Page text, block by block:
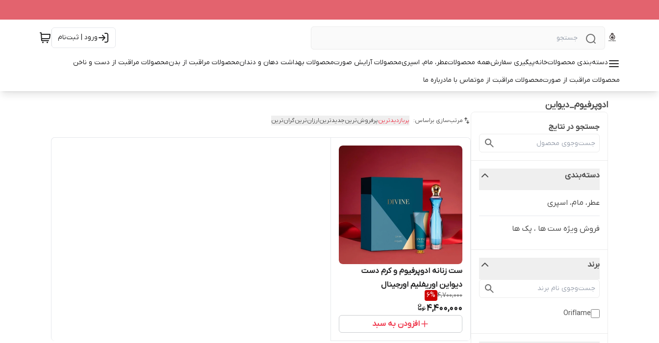
ورود | ثبت‌نام
دسته‌بندی محصولاتخانهپیگیری سفارشهمه محصولاتعطر، مام، اسپریمحصولات آرایش صورتمحصولات بهداشت دهان و دندانمحصولات مراقبت از بدنمحصولات مراقبت از دست و ناخن
محصولات مراقبت از صورتمحصولات مراقبت از موتماس با مادرباره ما
ادوپرفیوم_دیواین
جستجو در نتایج
دسته‌بندی
عطر، مام، اسپری
فروش ویژه ست ها ، پک ها
برند
Oriflame
مرتب‌سازی براساس: پربازدیدترینپرفروش‌ترینجدیدترینارزان‌ترینگران‌ترین
ست زنانه ادوپرفیوم و کرم دست
دیواین اوریفلیم اورجینال
4,700,000
6%
4,400,000
افزودن به سبد